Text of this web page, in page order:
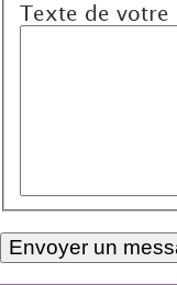
Texte de votre